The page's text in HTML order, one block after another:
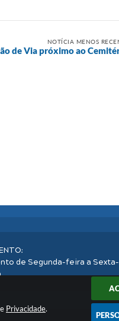
e Privacidade.
NOTÍCIA MENOS
de Via próximo ao
de Segunda-feira a